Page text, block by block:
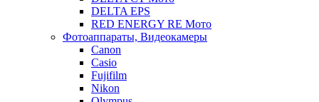
DELTA EPS
RED ENERGY RE Мото
Фотоаппараты, Видеокамеры
Canon
Casio
Fujifilm
Nikon